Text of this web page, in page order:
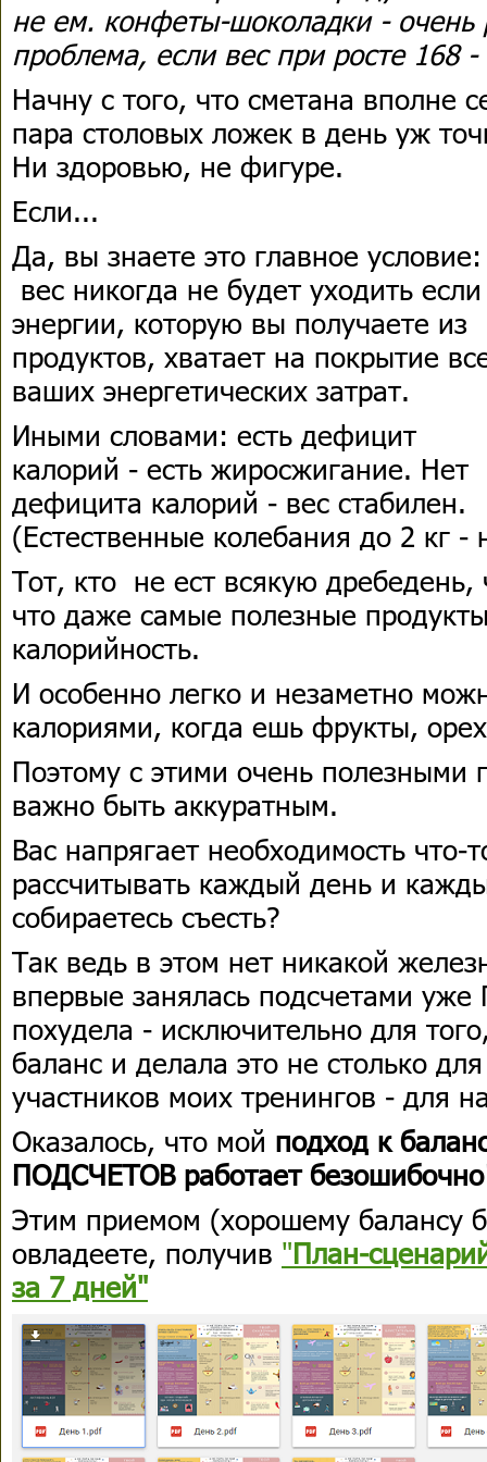
не ем. конфеты-шоколадки - очень
проблема, если вес при росте 168 -
Начну с того, что сметана вполне
пара столовых ложек в день уж
Ни здоровью, не фигуре.
Если...
Да, вы знаете это главное
вес никогда не будет уходить если
энергии, которую вы получаете из
продуктов, хватает на покрытие
ваших энергетических затрат.
Иными словами: есть дефицит
калорий - есть жиросжигание. Нет
дефицита калорий - вес стабилен.
(Естественные колебания до 2 кг -
Тот, кто не ест всякую дребедень,
что даже самые полезные
калорийность.
И особенно легко и незаметно
калориями, когда ешь фрукты,
Поэтому с этими очень полезными
важно быть аккуратным.
Вас напрягает необходимость что-
рассчитывать каждый день и
собираетесь съесть?
Так ведь в этом нет никакой
впервые занялась подсчетами
похудела - исключительно для
баланс и делала это не столько
участников моих тренингов - для
Оказалось, что мой подход к
ПОДСЧЕТОВ работает
Этим приемом (хорошему балансу
овладеете, получив "План-
за 7 дней"